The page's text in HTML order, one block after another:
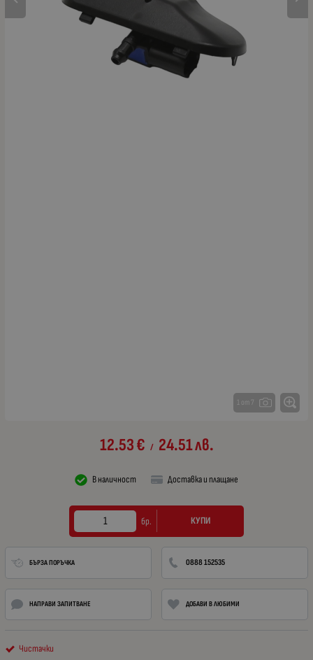
1 от 7
12.53€ / 24.51лв.
В наличност Доставка и плащане
бр. КУПИ
БЪРЗА ПОРЪЧКА 0888 152535
НАПРАВИ ЗАПИТВАНЕ ДОБАВИ В ЛЮБИМИ
Чистачки